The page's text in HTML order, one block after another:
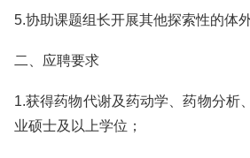
5.协助课题组长开展其他探索性的体外
二、应聘要求
1.获得药物代谢及药动学、药物分析
业硕士及以上学位；